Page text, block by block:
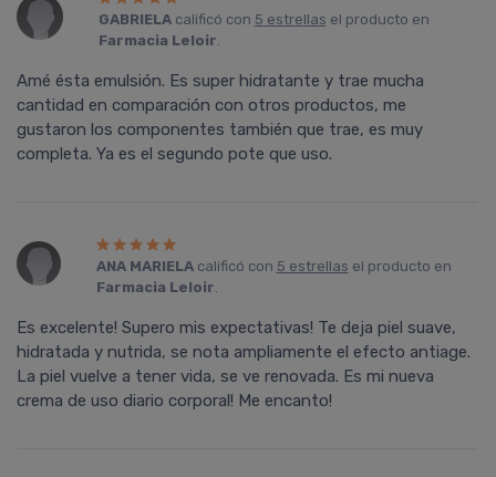
GABRIELAcalificó con 5 estrellas el producto en
Farmacia Leloir.
Amé ésta emulsión. Es super hidratante y trae mucha
cantidad en comparación con otros productos, me
gustaron los componentes también que trae, es muy
completa. Ya es el segundo pote que uso.
ANA MARIELAcalificó con 5 estrellas el producto en
Farmacia Leloir.
Es excelente! Supero mis expectativas! Te deja piel suave,
hidratada y nutrida, se nota ampliamente el efecto antiage.
La piel vuelve a tener vida, se ve renovada. Es mi nueva
crema de uso diario corporal! Me encanto!